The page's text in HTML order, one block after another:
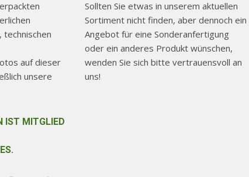
auf dieser
unsere
IST MITGLIED
Sollten Sie etwas in unserem aktuellen
Sortiment nicht finden, aber dennoch ein
Angebot für eine Sonderanfertigung
oder ein anderes Produkt wünschen,
wenden Sie sich bitte vertrauensvoll an
uns!